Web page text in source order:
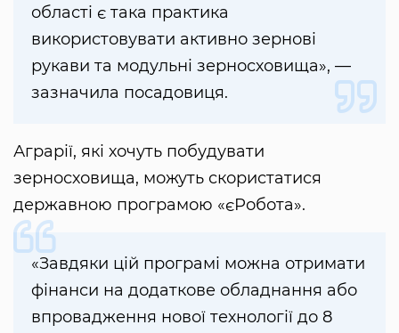
області є така практика
використовувати активно зернові
рукави та модульні зерносховища», —
зазначила посадовиця.
Аграрії, які хочуть побудувати
зерносховища, можуть скористатися
державною програмою «єРобота».
«Завдяки цій програмі можна отримати
фінанси на додаткове обладнання або
впровадження нової технології до 8